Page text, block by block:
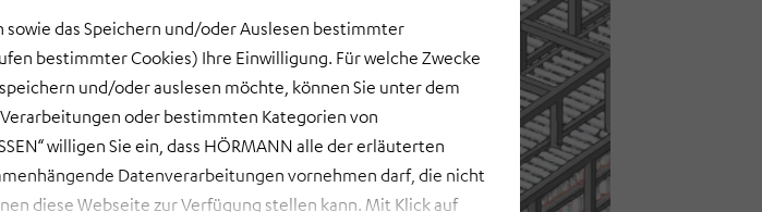
das Speichern und/oder Auslesen bestimmter
bestimmter Cookies) Ihre Einwilligung. Für welche Zwecke
und/oder auslesen möchte, können Sie unter dem
oder bestimmten Kategorien von
willigen Sie ein, dass HÖRMANN alle der erläuterten
Datenverarbeitungen vornehmen darf, die nicht
diese Webseite zur Verfügung stellen kann. Mit Klick auf